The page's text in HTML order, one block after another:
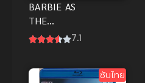
BARBIE AS
THE
PRINCESS
(2004) เจ้า
7.1
ซับไทย